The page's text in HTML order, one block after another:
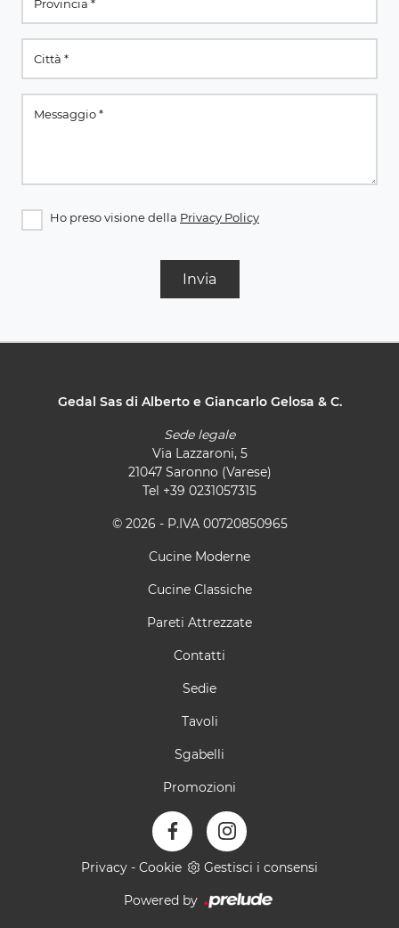
Ho preso visione della Privacy Policy
Invia
Gedal Sas di Alberto e Giancarlo Gelosa & C.
Sede legale
Via Lazzaroni, 5
21047 Saronno (Varese)
Tel +39 0231057315
© 2026 - P.IVA 00720850965
Cucine Moderne
Cucine Classiche
Pareti Attrezzate
Contatti
Sedie
Tavoli
Sgabelli
Promozioni
Privacy - Cookie Gestisci i consensi
Powered by